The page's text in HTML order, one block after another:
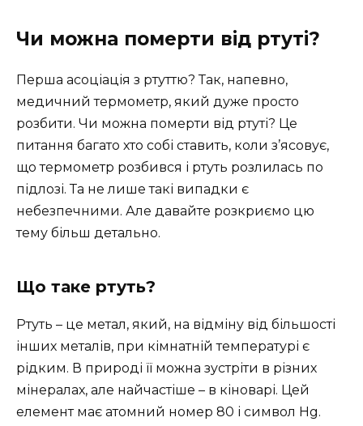
Чи можна померти від ртуті?
Перша асоціація з ртуттю? Так, напевно,
медичний термометр, який дуже просто
розбити. Чи можна померти від ртуті? Це
питання багато хто собі ставить, коли з’ясовує,
що термометр розбився і ртуть розлилась по
підлозі. Та не лише такі випадки є
небезпечними. Але давайте розкриємо цю
тему більш детально.
Що таке ртуть?
Ртуть – це метал, який, на відміну від більшості
інших металів, при кімнатній температурі є
рідким. В природі її можна зустріти в різних
мінералах, але найчастіше – в кіноварі. Цей
елемент має атомний номер 80 і символ Hg.